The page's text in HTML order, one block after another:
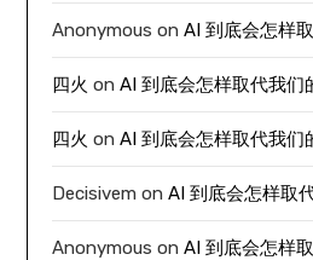
Anonymous onAI 到底会怎样
四火 onAI 到底会怎样取代我们
四火 onAI 到底会怎样取代我们
Decisivem onAI 到底会怎样取
Anonymous onAI 到底会怎样